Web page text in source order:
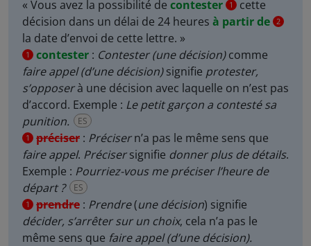
« Vous avez la possibilité de contester 1
cette
décision dans un délai de 24 heures à partir de 2
la date d’envoi de cette lettre. »
1 contester : Contester (une décision)comme
faire appel (d’une décision)signifie protester,
s’opposerà une décision avec laquelle on n’est pas
d’accord. Exemple : Le petit garçon a contesté sa
punition.
ES
1 préciser : Précisern’a pas le même sens que
faire appel. Précisersignifie donner plus de détails.
Exemple : Pourriez-vous me préciser l’heure de
départ ?
ES
1 prendre : Prendre(une décision) signifie
décider, s’arrêter sur un choix, cela n’a pas le
même sens que faire appel (d’une décision).